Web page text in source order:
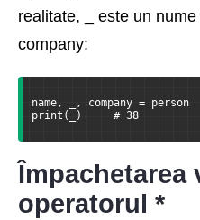
realitate, _ este un
company:
name, _, company = person
print(_)     # 38
Împachetarea
operatorul *